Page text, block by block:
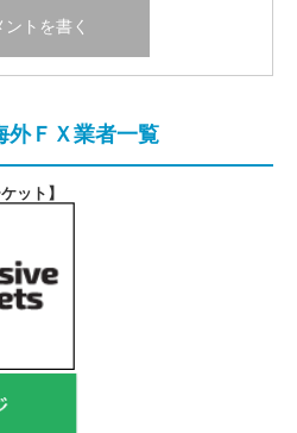
ＦＸ業者一覧
ット 】